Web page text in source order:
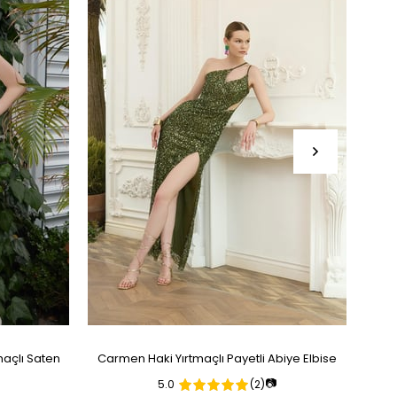
Saten Carmen Haki Yırtmaçlı Payetli Abiye Elbise
5.0 (2)📷